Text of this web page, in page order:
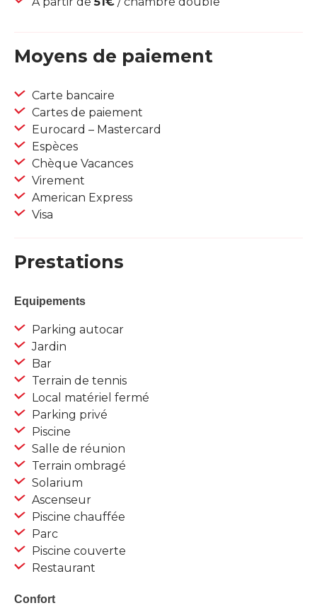
Moyens de paiement
Carte bancaire
Cartes de paiement
Eurocard – Mastercard
Espèces
Chèque Vacances
Virement
American Express
Visa
Prestations
Equipements
Parking autocar
Jardin
Bar
Terrain de tennis
Local matériel fermé
Parking privé
Piscine
Salle de réunion
Terrain ombragé
Solarium
Ascenseur
Piscine chauffée
Parc
Piscine couverte
Restaurant
Confort